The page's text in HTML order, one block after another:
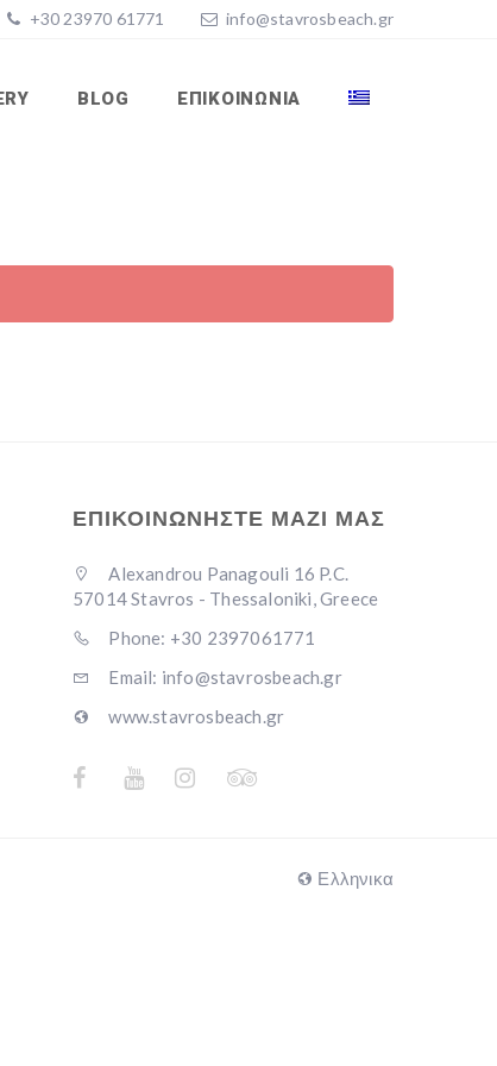
+30 23970 61771 info@stavrosbeach.gr
BLOG ΕΠΙΚΟΙΝΩΝΊΑ
ΕΠΙΚΟΙΝΩΝΗΣΤΕ ΜΑΖΙ ΜΑΣ
Alexandrou Panagouli 16 P.C.
57014 Stavros - Thessaloniki, Greece
Phone: +30 2397061771
Email: info@stavrosbeach.gr
www.stavrosbeach.gr
Ελληνικα